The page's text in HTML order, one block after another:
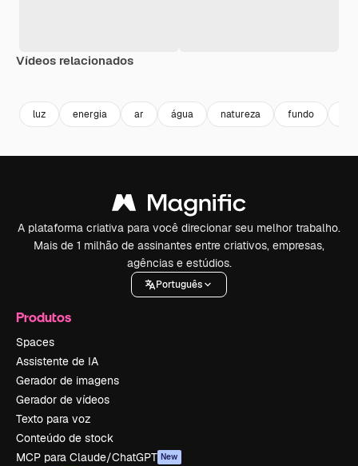
Vídeos relacionados
luz energia ar água natureza fundo
A plataforma criativa para você direcionar seu melhor trabalho.
Mais de 1 milhão de assinantes entre criativos, empresas,
agências e estúdios.
Português
Produtos
Spaces
Assistente de IA
Gerador de imagens
Gerador de vídeos
Texto para voz
Conteúdo de stock
MCP para Claude/ChatGPT New